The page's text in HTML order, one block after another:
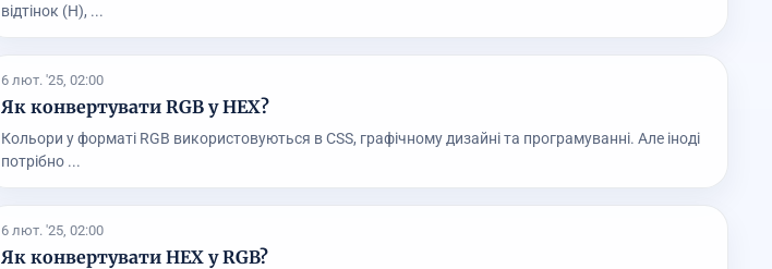
відтінок (H), ...
6 лют. '25, 02:00
Як конвертувати RGB у HEX?
Кольори у форматі RGB використовуються в CSS, графічному дизайні та програмуванні. Але іноді
потрібно ...
6 лют. '25, 02:00
Як конвертувати HEX у RGB?